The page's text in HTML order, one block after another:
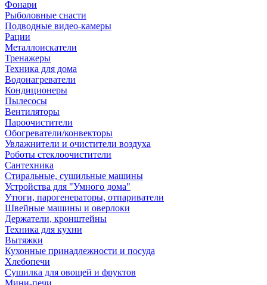
Фонари
Рыболовные снасти
Подводные видео-камеры
Рации
Металлоискатели
Тренажеры
Техника для дома
Водонагреватели
Кондиционеры
Пылесосы
Вентиляторы
Пароочистители
Обогреватели/конвекторы
Увлажнители и очистители воздуха
Роботы стеклоочистители
Сантехника
Стиральные, сушильные машины
Устройства для "Умного дома"
Утюги, парогенераторы, отпариватели
Швейные машины и оверлоки
Держатели, кронштейны
Техника для кухни
Вытяжки
Кухонные принадлежности и посуда
Хлебопечи
Сушилка для овощей и фруктов
Мини-печи